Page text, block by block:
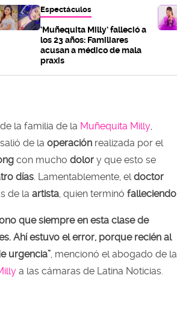
Espectáculos
‘Muñequita Milly’ falleció a
los 23 años: Familiares
acusan a médico de mala
praxis
la familia de la Muñequita Milly
salió de la operación realizada por el
con mucho dolor y que esto se
días . Lamentablemente, el doctor
de la artista , quien terminó falleciendo
que siempre en esta clase de
Ahí estuvo el error, porque recién al
urgencia” , mencionó el abogado de la
a las cámaras de Latina Noticias.